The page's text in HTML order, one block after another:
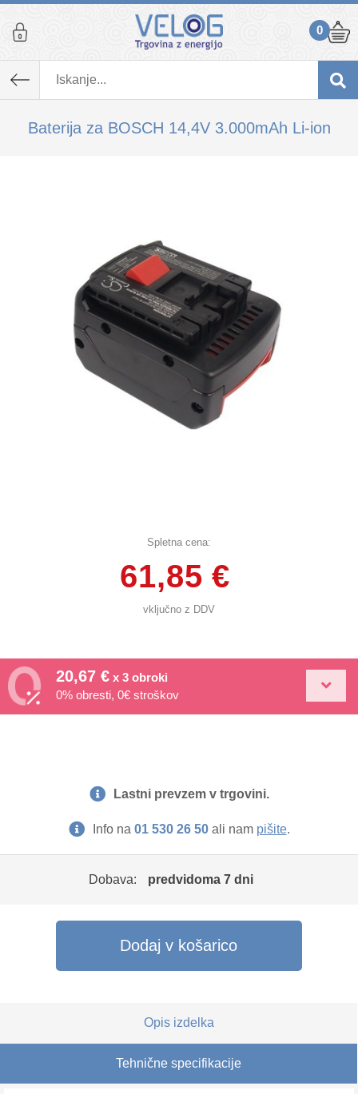
0
Baterija za BOSCH 14,4V 3.000mAh Li-ion
Spletna cena:
61,85 €
vključno z DDV
20,67 € x 3 obroki
0% obresti, 0€ stroškov
Lastni prevzem v trgovini.
Info na 01 530 26 50ali nam pišite.
Dobava: predvidoma 7 dni
K izdelku, ki ste ga dodali v košarico,
priporočamo tudi...
Dodaj v košarico
Opis izdelka
Tehnične specifikacije